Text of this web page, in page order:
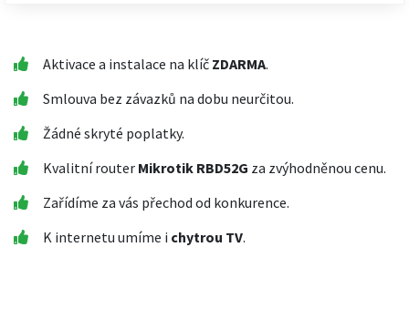
Aktivace a instalace na klíč ZDARMA.
Smlouva bez závazků na dobu neurčitou.
Žádné skryté poplatky.
Kvalitní router Mikrotik RBD52G za zvýhodněnou cenu.
Zařídíme za vás přechod od konkurence.
K internetu umíme i chytrou TV.